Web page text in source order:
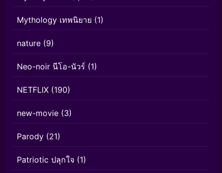
Mythology เทพนิยาย (1)
nature (9)
Neo-noir นีโอ-นัวร์ (1)
NETFLIX (190)
new-movie (3)
Parody (21)
Patriotic ปลุกใจ (1)